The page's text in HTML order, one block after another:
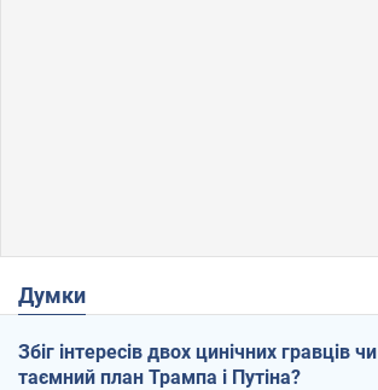
Думки
Збіг інтересів двох цинічних гравців чи
таємний план Трампа і Путіна?